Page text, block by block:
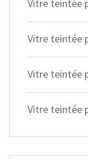
Vitre teintée
Vitre teintée
Vitre teintée
Vitre teintée